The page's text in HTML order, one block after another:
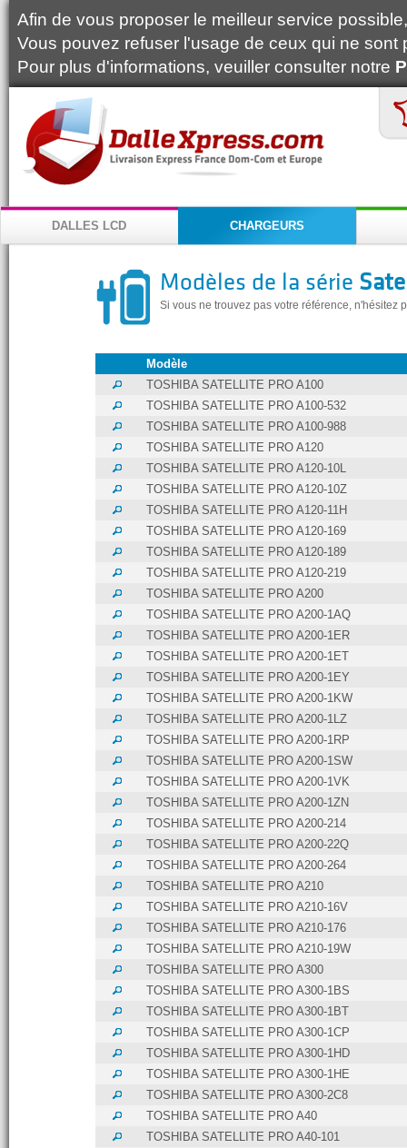
Afin de vous proposer le meilleur service
Vous pouvez refuser l'usage de ceux qui ne
Pour plus d'informations, veuiller consulter notre
DALLES LCD CHARGEURS
Modèles de la série
Si vous ne trouvez pas votre référence, n'hésitez
Modèle
TOSHIBA SATELLITE PRO A100
TOSHIBA SATELLITE PRO A100-532
TOSHIBA SATELLITE PRO A100-988
TOSHIBA SATELLITE PRO A120
TOSHIBA SATELLITE PRO A120-10L
TOSHIBA SATELLITE PRO A120-10Z
TOSHIBA SATELLITE PRO A120-11H
TOSHIBA SATELLITE PRO A120-169
TOSHIBA SATELLITE PRO A120-189
TOSHIBA SATELLITE PRO A120-219
TOSHIBA SATELLITE PRO A200
TOSHIBA SATELLITE PRO A200-1AQ
TOSHIBA SATELLITE PRO A200-1ER
TOSHIBA SATELLITE PRO A200-1ET
TOSHIBA SATELLITE PRO A200-1EY
TOSHIBA SATELLITE PRO A200-1KW
TOSHIBA SATELLITE PRO A200-1LZ
TOSHIBA SATELLITE PRO A200-1RP
TOSHIBA SATELLITE PRO A200-1SW
TOSHIBA SATELLITE PRO A200-1VK
TOSHIBA SATELLITE PRO A200-1ZN
TOSHIBA SATELLITE PRO A200-214
TOSHIBA SATELLITE PRO A200-22Q
TOSHIBA SATELLITE PRO A200-264
TOSHIBA SATELLITE PRO A210
TOSHIBA SATELLITE PRO A210-16V
TOSHIBA SATELLITE PRO A210-176
TOSHIBA SATELLITE PRO A210-19W
TOSHIBA SATELLITE PRO A300
TOSHIBA SATELLITE PRO A300-1BS
TOSHIBA SATELLITE PRO A300-1BT
TOSHIBA SATELLITE PRO A300-1CP
TOSHIBA SATELLITE PRO A300-1HD
TOSHIBA SATELLITE PRO A300-1HE
TOSHIBA SATELLITE PRO A300-2C8
TOSHIBA SATELLITE PRO A40
TOSHIBA SATELLITE PRO A40-101